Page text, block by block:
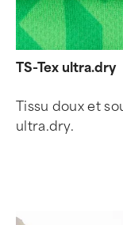
TS-Tex ultra.dry
Tissu doux et
ultra.dry.